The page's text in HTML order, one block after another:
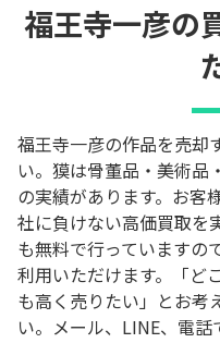
福王寺一彦の
福王寺一彦の作品を売却
い。獏は骨董品・美術品
の実績があります。お客
社に負けない高価買取を
も無料で行っていますの
利用いただけます。「ど
も高く売りたい」とお考
い。メール、LINE、電